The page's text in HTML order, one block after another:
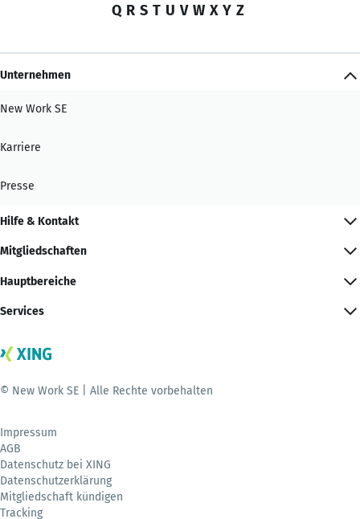
Q R S T U V W X Y Z
Unternehmen
New Work SE
Karriere
Presse
Hilfe & Kontakt
Mitgliedschaften
Hauptbereiche
Services
© New Work SE | Alle Rechte vorbehalten
Impressum
AGB
Datenschutz bei XING
Datenschutzerklärung
Mitgliedschaft kündigen
Tracking